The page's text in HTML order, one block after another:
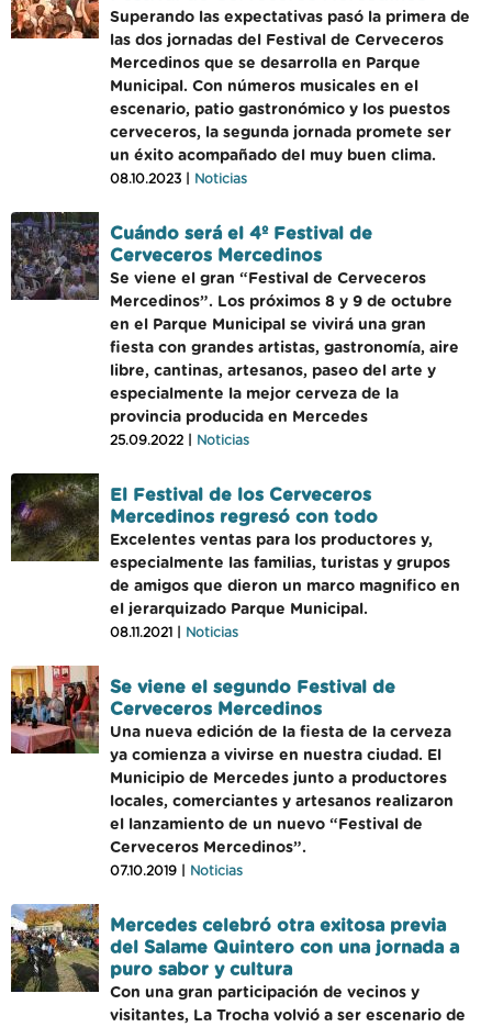
Superando las expectativas pasó la primera de
las dos jornadas del Festival de Cerveceros
Mercedinos que se desarrolla en Parque
Municipal. Con números musicales en el
escenario, patio gastronómico y los puestos
cerveceros, la segunda jornada promete ser
un éxito acompañado del muy buen clima.
08.10.2023 | Noticias
Cuándo será el 4º Festival de
Cerveceros Mercedinos
Se viene el gran “Festival de Cerveceros
Mercedinos”. Los próximos 8 y 9 de octubre
en el Parque Municipal se vivirá una gran
fiesta con grandes artistas, gastronomía, aire
libre, cantinas, artesanos, paseo del arte y
especialmente la mejor cerveza de la
provincia producida en Mercedes
25.09.2022 | Noticias
El Festival de los Cerveceros
Mercedinos regresó con todo
Excelentes ventas para los productores y,
especialmente las familias, turistas y grupos
de amigos que dieron un marco magnifico en
el jerarquizado Parque Municipal.
08.11.2021 | Noticias
Se viene el segundo Festival de
Cerveceros Mercedinos
Una nueva edición de la fiesta de la cerveza
ya comienza a vivirse en nuestra ciudad. El
Municipio de Mercedes junto a productores
locales, comerciantes y artesanos realizaron
el lanzamiento de un nuevo “Festival de
Cerveceros Mercedinos”.
07.10.2019 | Noticias
Mercedes celebró otra exitosa previa
del Salame Quintero con una jornada a
puro sabor y cultura
Con una gran participación de vecinos y
visitantes, La Trocha volvió a ser escenario de